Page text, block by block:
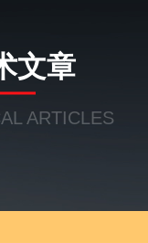
文章
ARTICLES